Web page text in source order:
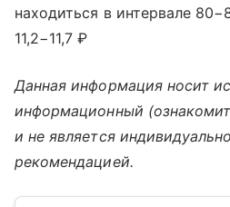
находиться в интервале
11,2−11,7 ₽
Данная информация носит
информационный
и не является
рекомендацией.